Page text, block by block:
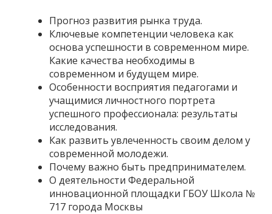
Прогноз развития рынка труда.
Ключевые компетенции человека как
основа успешности в современном мире.
Какие качества необходимы в
современном и будущем мире.
Особенности восприятия педагогами и
учащимися личностного портрета
успешного профессионала: результаты
исследования.
Как развить увлеченность своим делом у
современной молодежи.
Почему важно быть предпринимателем.
О деятельности Федеральной
инновационной площадки ГБОУ Школа №
717 города Москвы